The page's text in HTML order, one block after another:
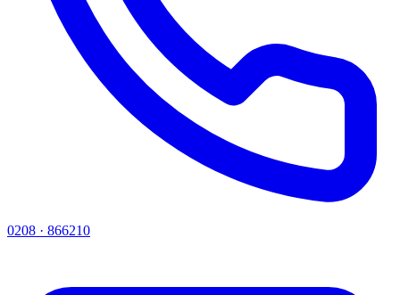
0208 · 866210